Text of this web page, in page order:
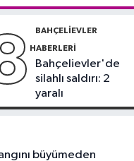
BAHÇELIEVLER
HABERLERI
Bahçelievler'de
silahlı saldırı: 2
yaralı
büyümeden